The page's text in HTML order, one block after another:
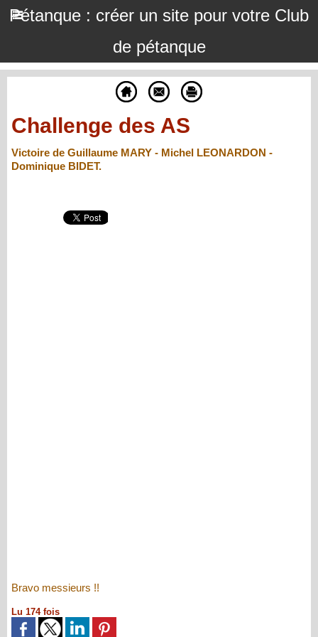
Pétanque : créer un site pour votre Club
de pétanque
Challenge des AS
Victoire de Guillaume MARY - Michel LEONARDON -
Dominique BIDET.
Bravo messieurs !!
Lu 174 fois